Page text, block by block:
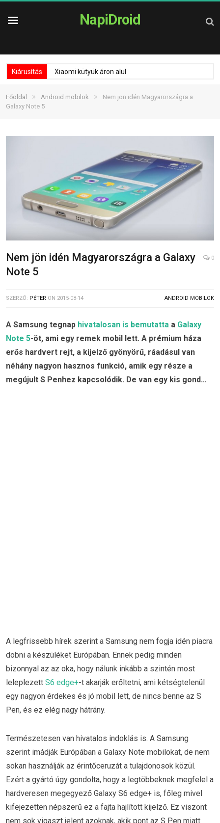
NapiDroid
Kiárusítás Xiaomi kütyük áron alul
Főoldal » Android mobilok »
Nem jön idén Magyarországra a
Galaxy Note 5
Nem jön idén Magyarországra a Galaxy
Note 5
0
SZERZŐ: PÉTER ON 2015-08-14 ANDROID MOBILOK
A Samsung tegnap hivatalosan is bemutatta a Galaxy
Note 5-öt, ami egy remek mobil lett. A prémium háza
erős hardvert rejt, a kijelző gyönyörű, ráadásul van
néhány nagyon hasznos funkció, amik egy része a
megújult S Penhez kapcsolódik. De van egy kis gond…
A legfrissebb hírek szerint a Samsung nem fogja idén piacra
dobni a készüléket Európában. Ennek pedig minden
bizonnyal az az oka, hogy nálunk inkább a szintén most
leleplezett S6 edge+-t akarják erőltetni, ami kétségtelenül
egy nagyon érdekes és jó mobil lett, de nincs benne az S
Pen, és ez elég nagy hátrány.
Természetesen van hivatalos indoklás is. A Samsung
szerint imádják Európában a Galaxy Note mobilokat, de nem
sokan használják az érintőceruzát a tulajdonosok közül.
Ezért a gyártó úgy gondolta, hogy a legtöbbeknek megfelel a
hardveresen megegyező Galaxy S6 edge+ is, főleg mivel
kifejezetten népszerű ez a fajta hajlított kijelző. Ez viszont
nem sok vigaszt jelent azoknak, akik pont az S Pen miatt